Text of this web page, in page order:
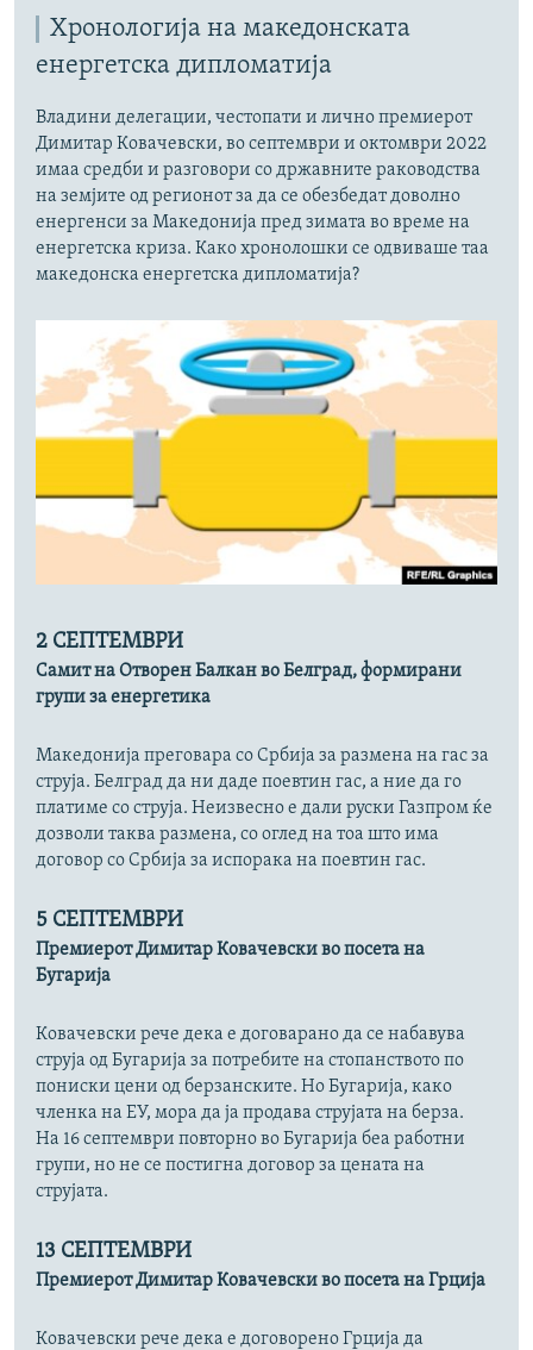
Хронологија на македонската
енергетска дипломатија
Владини делегации, честопати и лично премиерот
Димитар Ковачевски, во септември и октомври 2022
имаа средби и разговори со државните раководства
на земјите од регионот за да се обезбедат доволно
енергенси за Македонија пред зимата во време на
енергетска криза. Како хронолошки се одвиваше таа
македонска енергетска дипломатија?
2 СЕПТЕМВРИ
Самит на Отворен Балкан во Белград, формирани
групи за енергетика
Македонија преговара со Србија за размена на гас за
струја. Белград да ни даде поевтин гас, а ние да го
платиме со струја. Неизвесно е дали руски Газпром ќе
дозволи таква размена, со оглед на тоа што има
договор со Србија за испорака на поевтин гас.
5 СЕПТЕМВРИ
Премиерот Димитар Ковачевски во посета на
Бугарија
Ковачевски рече дека е договарано да се набавува
струја од Бугарија за потребите на стопанството по
пониски цени од берзанските. Но Бугарија, како
членка на ЕУ, мора да ја продава струјата на берза.
На 16 септември повторно во Бугарија беа работни
групи, но не се постигна договор за цената на
струјата.
13 СЕПТЕМВРИ
Премиерот Димитар Ковачевски во посета на Грција
Ковачевски рече дека е договорено Грција да